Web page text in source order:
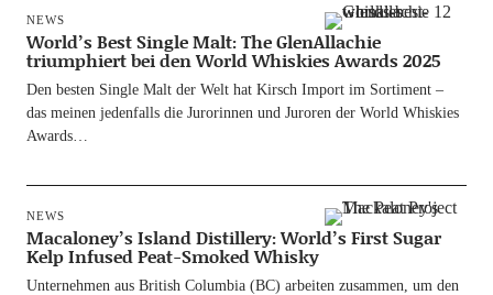
NEWS
World’s Best Single Malt: The GlenAllachie
triumphiert bei den World Whiskies Awards 2025
Den bes­ten Sin­gle Malt der Welt hat Kirsch Import im Sor­ti­ment –
das mei­nen jeden­falls die Juro­rin­nen und Juro­ren der World Whis­kies
Awards…
NEWS
Macaloney’s Island Distillery: World’s First Sugar
Kelp Infused Peat-Smoked Whisky
Unter­neh­men aus Bri­tish Colum­bia (BC) arbei­ten zusam­men, um den